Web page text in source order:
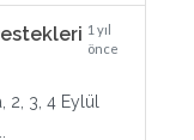
1 yıl
önce
2, 3, 4 Eylül